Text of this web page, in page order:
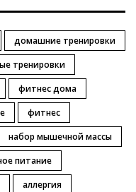
домашние тренировки
тренировки
фитнес дома
фитнес
набор мышечной массы
питание
аллергия